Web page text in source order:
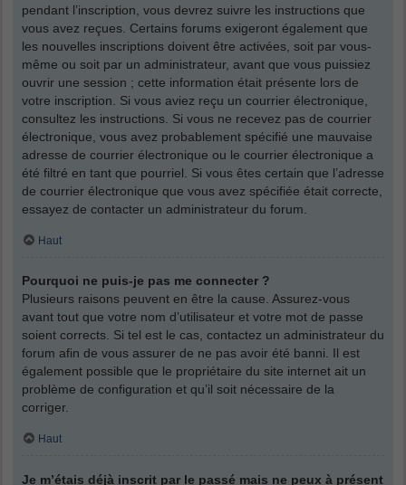
pendant l’inscription, vous devrez suivre les instructions que
vous avez reçues. Certains forums exigeront également que
les nouvelles inscriptions doivent être activées, soit par vous-
même ou soit par un administrateur, avant que vous puissiez
ouvrir une session ; cette information était présente lors de
votre inscription. Si vous aviez reçu un courrier électronique,
consultez les instructions. Si vous ne recevez pas de courrier
électronique, vous avez probablement spécifié une mauvaise
adresse de courrier électronique ou le courrier électronique a
été filtré en tant que pourriel. Si vous êtes certain que l’adresse
de courrier électronique que vous avez spécifiée était correcte,
essayez de contacter un administrateur du forum.
Haut
Pourquoi ne puis-je pas me connecter ?
Plusieurs raisons peuvent en être la cause. Assurez-vous
avant tout que votre nom d’utilisateur et votre mot de passe
soient corrects. Si tel est le cas, contactez un administrateur du
forum afin de vous assurer de ne pas avoir été banni. Il est
également possible que le propriétaire du site internet ait un
problème de configuration et qu’il soit nécessaire de la
corriger.
Haut
Je m’étais déjà inscrit par le passé mais ne peux à présent